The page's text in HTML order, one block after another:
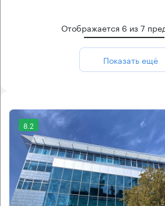
Отображается 6 из7
Показать ещё
8.2